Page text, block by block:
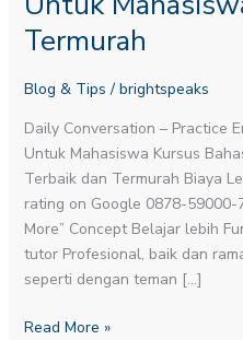
Termurah
Blog & Tips / brightspeaks
Daily Conversation – Practice
Untuk Mahasiswa Kursus
Terbaik dan Termurah Biaya
rating on Google 0878-59000-
More” Concept Belajar lebih
tutor Profesional, baik dan
seperti dengan teman […]
Untuk
Mahasiswa
Termurah
Read More »